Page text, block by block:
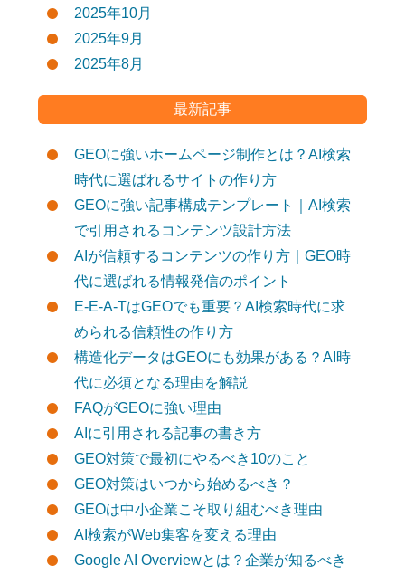
2025年10月
2025年9月
2025年8月
最新記事
GEOに強いホームページ制作とは？AI検索
時代に選ばれるサイトの作り方
GEOに強い記事構成テンプレート｜AI検索
で引用されるコンテンツ設計方法
AIが信頼するコンテンツの作り方｜GEO時
代に選ばれる情報発信のポイント
E-E-A-TはGEOでも重要？AI検索時代に求
められる信頼性の作り方
構造化データはGEOにも効果がある？AI時
代に必須となる理由を解説
FAQがGEOに強い理由
AIに引用される記事の書き方
GEO対策で最初にやるべき10のこと
GEO対策はいつから始めるべき？
GEOは中小企業こそ取り組むべき理由
AI検索がWeb集客を変える理由
Google AI Overviewとは？企業が知るべき